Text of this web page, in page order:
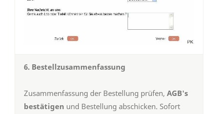
6. Bestellzusammenfassung
Zusammenfassung der Bestellung prüfen, AGB's
bestätigen und Bestellung abschicken. Sofort